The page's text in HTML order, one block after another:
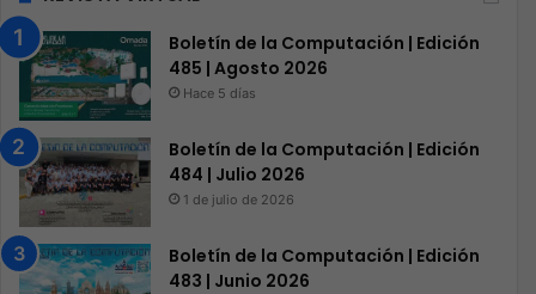
Boletín de la Computación | Edición
485 | Agosto 2026
Hace 5 días
Boletín de la Computación | Edición
484 | Julio 2026
1 de julio de 2026
Boletín de la Computación | Edición
483 | Junio 2026